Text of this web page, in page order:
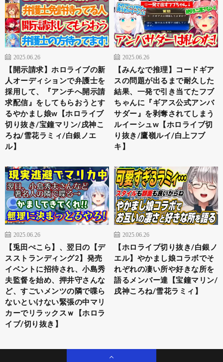
2025.06.26
【開示請求】ホロライブの新
人オーディションで弁護士を
採用して、『アンチへ開示請
求配信』をしてもらおうとす
るやかまし娘w【ホロライブ
切り抜き/宝鐘マリン/戌神こ
ろね/雪花ラミィ/白銀ノエ
ル】
2025.06.26
【みんなで推理】コードギア
スの問題が出るまで耐久した
結果、一発で引き当てたフブ
ちゃんに『ギアス公式アンバ
サダー』を剥奪されてしまう
ルイーシュw【ホロライブ切
り抜き/鷹嶺ルイ/白上フブ
キ】
2025.06.26
【兎田ぺこら】、翌日の【デ
スストランディング2】発売
イベントに招待され、小島秀
夫監督を始め、押井守さんな
ど、すごいメンツの隣で喋ら
ないといけない緊張の中マリ
カーでリラックスｗ【ホロラ
イブ/切り抜き】
2025.06.26
【ホロライブ切り抜き/白銀ノ
エル】やかまし娘コラボでそ
れぞれの凄い所や好きな所を
語るメンバー達【宝鐘マリン/
戌神ころね/雪花ラミィ】